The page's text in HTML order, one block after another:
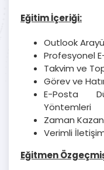
Eğitim İçeriği:
Outlook
Profesyonel
Takvim ve
Görev ve
E-Posta
Yöntemleri
Zaman
Verimli
Eğitmen